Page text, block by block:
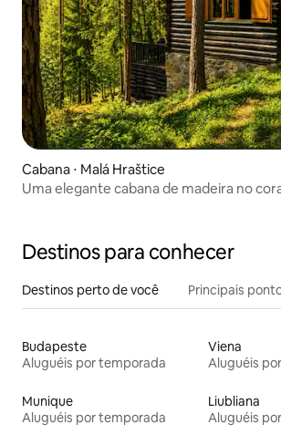
Cabana ⋅ Malá Hraštice
Uma elegante cabana de madeira no
Destinos para conhecer
Destinos perto de você Principais
Budapeste
Aluguéis por temporada
Viena
Aluguéis
Munique
Aluguéis por temporada
Liubliana
Aluguéis